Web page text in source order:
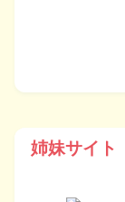
姉妹サイト